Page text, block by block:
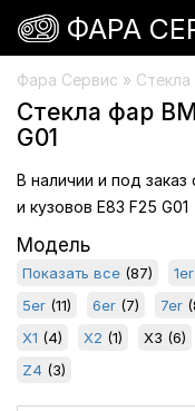
Фара Сервис »
Стекла фар
G01
В наличии и под заказ
и кузовов E83 F25 G01
Модель
Показать все (87) 1er
5er (11) 6er (7) 7er
X1 (4) X2 (1) X3 (6)
Z4 (3)
ФАРА